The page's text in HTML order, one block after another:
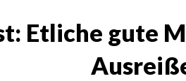
Etliche gute